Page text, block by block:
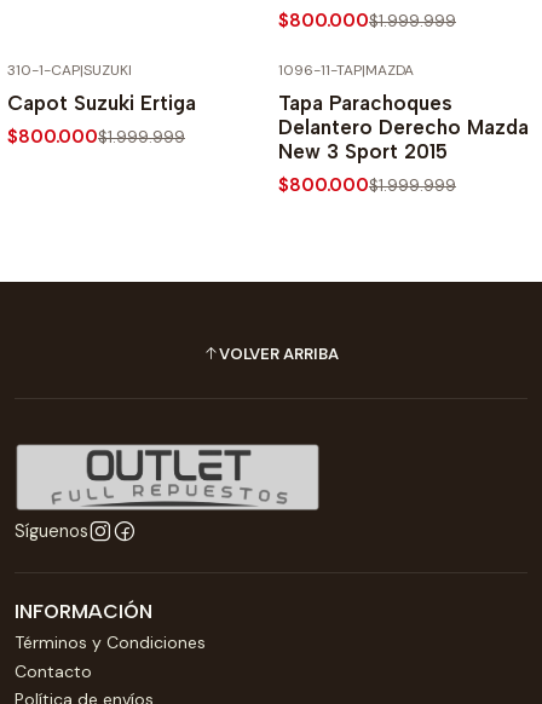
$800.000$1.999.999
310-1-CAP|SUZUKI
Capot Suzuki Ertiga
$800.000$1.999.999
1096-11-TAP|MAZDA
Tapa Parachoques
Delantero Derecho Mazda
New 3 Sport 2015
$800.000$1.999.999
VOLVER ARRIBA
Síguenos
INFORMACIÓN
Términos y Condiciones
Contacto
Política de envíos